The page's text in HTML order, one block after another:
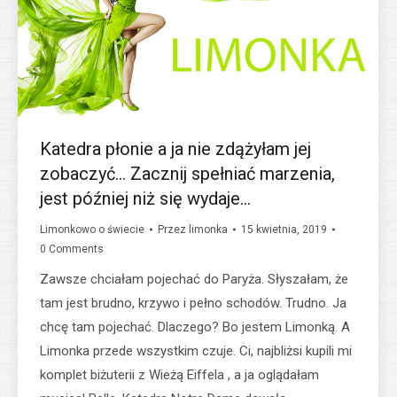
Katedra płonie a ja nie zdążyłam jej
zobaczyć… Zacznij spełniać marzenia,
jest później niż się wydaje…
Limonkowo o świecie Przez limonka
15 kwietnia, 2019
0 Comments
Zawsze chciałam pojechać do Paryża. Słyszałam, że
tam jest brudno, krzywo i pełno schodów. Trudno. Ja
chcę tam pojechać. Dlaczego? Bo jestem Limonką. A
Limonka przede wszystkim czuje. Ci, najbliżsi kupili mi
komplet biżuterii z Wieżą Eiffela , a ja oglądałam